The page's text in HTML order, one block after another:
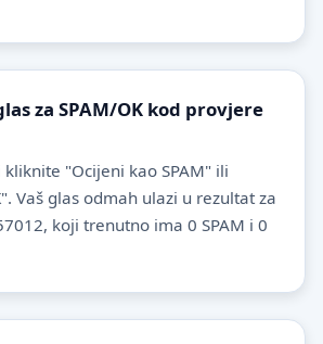
za SPAM/OK kod provjere
"Ocijeni kao SPAM" ili
Vaš glas odmah ulazi u rezultat za
koji trenutno ima 0 SPAM i 0